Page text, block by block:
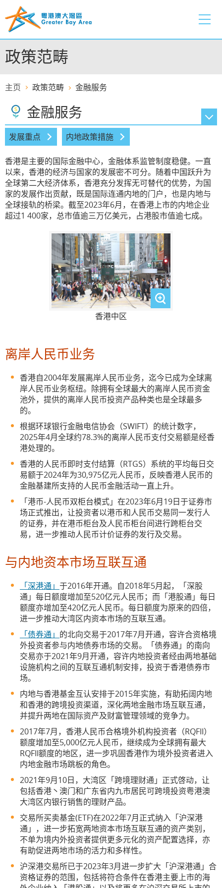
至
容
的
开
政策范畴
主页 政策范畴 金融服务
金融服务
创新及科技
金融服务
运输物流
CEPA及专业服务
国际法律及争议解决服务
文化艺术、创意产业及知识产权
环保及可持续发展
发展重点 内地政策措施
香港是主要的国际金融中心，金融体系监管制度稳健。一直
以来，香港的经济与国家的发展密不可分。随着中国跃升为
全球第二大经济体系，香港充分发挥无可替代的优势，为国
家的发展作出贡献，既是国际连通内地的门户，也是内地与
全球接轨的桥梁。截至2023年6月，在香港上市的内地企业
超过1 400家，总市值逾三万亿美元，占港股市值逾七成。
香港中区
离岸人民币业务
香港自2004年发展离岸人民币业务，迄今已成为全球离
岸人民币业务枢纽。除拥有全球最大的离岸人民币资金
池外，提供的离岸人民币投资产品种类也是全球最多
的。
根据环球银行金融电信协会（SWIFT）的统计数字，
2025年4月全球约78.3%的离岸人民币支付交易额是经香
港处理的。
香港的人民币即时支付结算（RTGS）系统的平均每日交
易额于2024年为30,975亿元人民币，反映香港人民币的
金融基建所支持的人民币金融活动一直上升。
「港币-人民币双柜台模式」在2023年6月19日于证券市
场正式推出，让投资者以港币和人民币交易同一发行人
的证券，并在港币柜台及人民币柜台间进行跨柜台交
易，进一步推动人民币计价证券的发行及交易。
与内地资本市场互联互通
「深港通」 于2016年开通。自2018年5月起，「深股
通」每日额度增加至520亿元人民币；而「港股通」每日
额度亦增加至420亿元人民币。每日额度为原来的四倍，
进一步推动大湾区内资本市场的互联互通。
「债券通」 的北向交易于2017年7月开通，容许合资格境
外投资者参与内地债券市场的交易。「债券通」的南向
交易亦于2021年9月开通，容许内地投资者经由两地基础
设施机构之间的互联互通机制安排，投资于香港债券市
场。
内地与香港基金互认安排于2015年实施，有助拓阔内地
和香港的跨境投资渠道，深化两地金融市场互联互通，
并提升两地在国际资产及财富管理领域的竞争力。
2017年7月，香港人民币合格境外机构投资者（RQFII）
额度增加至5,000亿元人民币，继续成为全球拥有最大
RQFII额度的地区，进一步巩固香港作为境外投资者进入
内地金融市场跳板的角色。
2021年9月10日，大湾区「跨境理财通」正式啓动，让
包括香港丶澳门和广东省内九市居民可跨境投资粤港澳
大湾区内银行销售的理财产品。
交易所买卖基金(ETF)在2022年7月正式纳入「沪深港
通」，进一步拓宽两地资本市场互联互通的资产类别，
不单为境内外投资者提供更多元化的资产配置选择，亦
有助促进两地市场的活力和多样性。
沪深港交易所已于2023年3月进一步扩大「沪深港通」合
资格证券的范围，包括将符合条件在香港主要上市的海